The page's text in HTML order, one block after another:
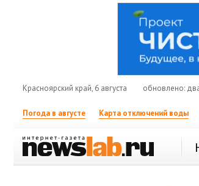
Красноярский край, 6 августа обновлено:
Погода в августе Карта отключений воды